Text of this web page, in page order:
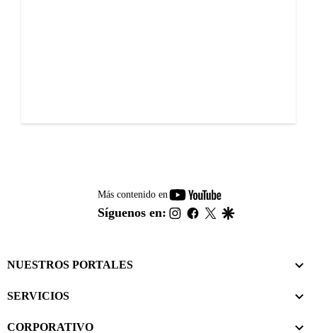
Más contenido en
youtube-
footer
Síguenos en: instagram
facebook
twitter
NUESTROS PORTALES
SERVICIOS
CORPORATIVO